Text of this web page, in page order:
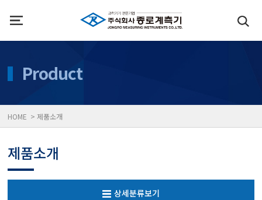
당도/농도/염도/당산도/
Product
HOME > 제품소개
제품소개
상세분류보기